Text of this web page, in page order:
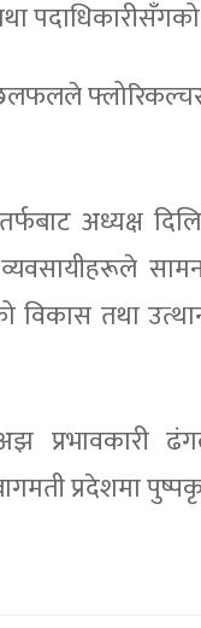
अध्यक्ष
विकास तथा
प्रभावकारी
प्रदेशमा